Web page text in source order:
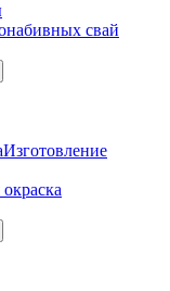
свай
Изготовление